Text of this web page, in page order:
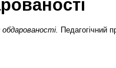
Педагогічний